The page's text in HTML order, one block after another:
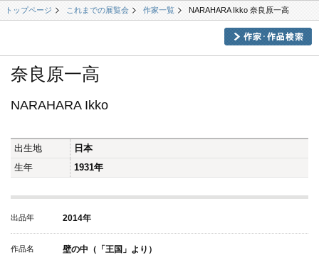
トップページ これまでの展覧会 作家一覧 NARAHARA Ikko 奈良原一高
奈良原一高
NARAHARA Ikko
出生地
日本
生年
1931年
出品年 2014年
作品名 壁の中（「王国」より）